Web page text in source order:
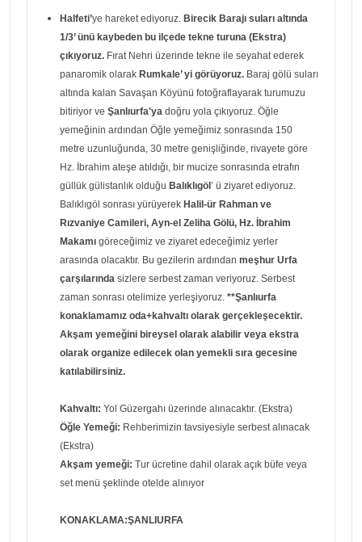
Halfeti’ye hareket ediyoruz. Birecik Barajı suları altında
1/3’ ünü kaybeden bu ilçede tekne turuna (Ekstra)
çıkıyoruz. Fırat Nehri üzerinde tekne ile seyahat ederek
panaromik olarak Rumkale’ yi görüyoruz. Baraj gölü suları
altında kalan Savaşan Köyünü fotoğraflayarak turumuzu
bitiriyor ve Şanlıurfa'ya doğru yola çıkıyoruz. Öğle
yemeğinin ardından Öğle yemeğimiz sonrasında 150
metre uzunluğunda, 30 metre genişliğinde, rivayete göre
Hz. İbrahim ateşe atıldığı, bir mucize sonrasında etrafın
güllük gülistanlık olduğu Balıklıgöl ’ ü ziyaret ediyoruz.
Balıklıgöl sonrası yürüyerek Halil-ür Rahman ve
Rızvaniye Camileri, Ayn-el Zeliha Gölü, Hz. İbrahim
Makamı göreceğimiz ve ziyaret edeceğimiz yerler
arasında olacaktır. Bu gezilerin ardından meşhur Urfa
çarşılarında sizlere serbest zaman veriyoruz. Serbest
zaman sonrası otelimize yerleşiyoruz. **Şanlıurfa
konaklamamız oda+kahvaltı olarak gerçekleşecektir.
Akşam yemeğini bireysel olarak alabilir veya ekstra
olarak organize edilecek olan yemekli sıra gecesine
katılabilirsiniz.
Kahvaltı: Yol Güzergahı üzerinde alınacaktır. (Ekstra)
Öğle Yemeği: Rehberimizin tavsiyesiyle serbest alınacak
(Ekstra)
Akşam yemeği: Tur ücretine dahil olarak açık büfe veya
set menü şeklinde otelde alınıyor
KONAKLAMA:ŞANLIURFA